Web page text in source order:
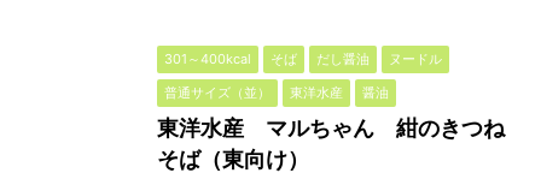
301～400kcal そば だし醤油
ヌードル
普通サイズ（並）
東洋水産 醤油
東洋水産 マルちゃん 紺のきつね
そば（東向け）